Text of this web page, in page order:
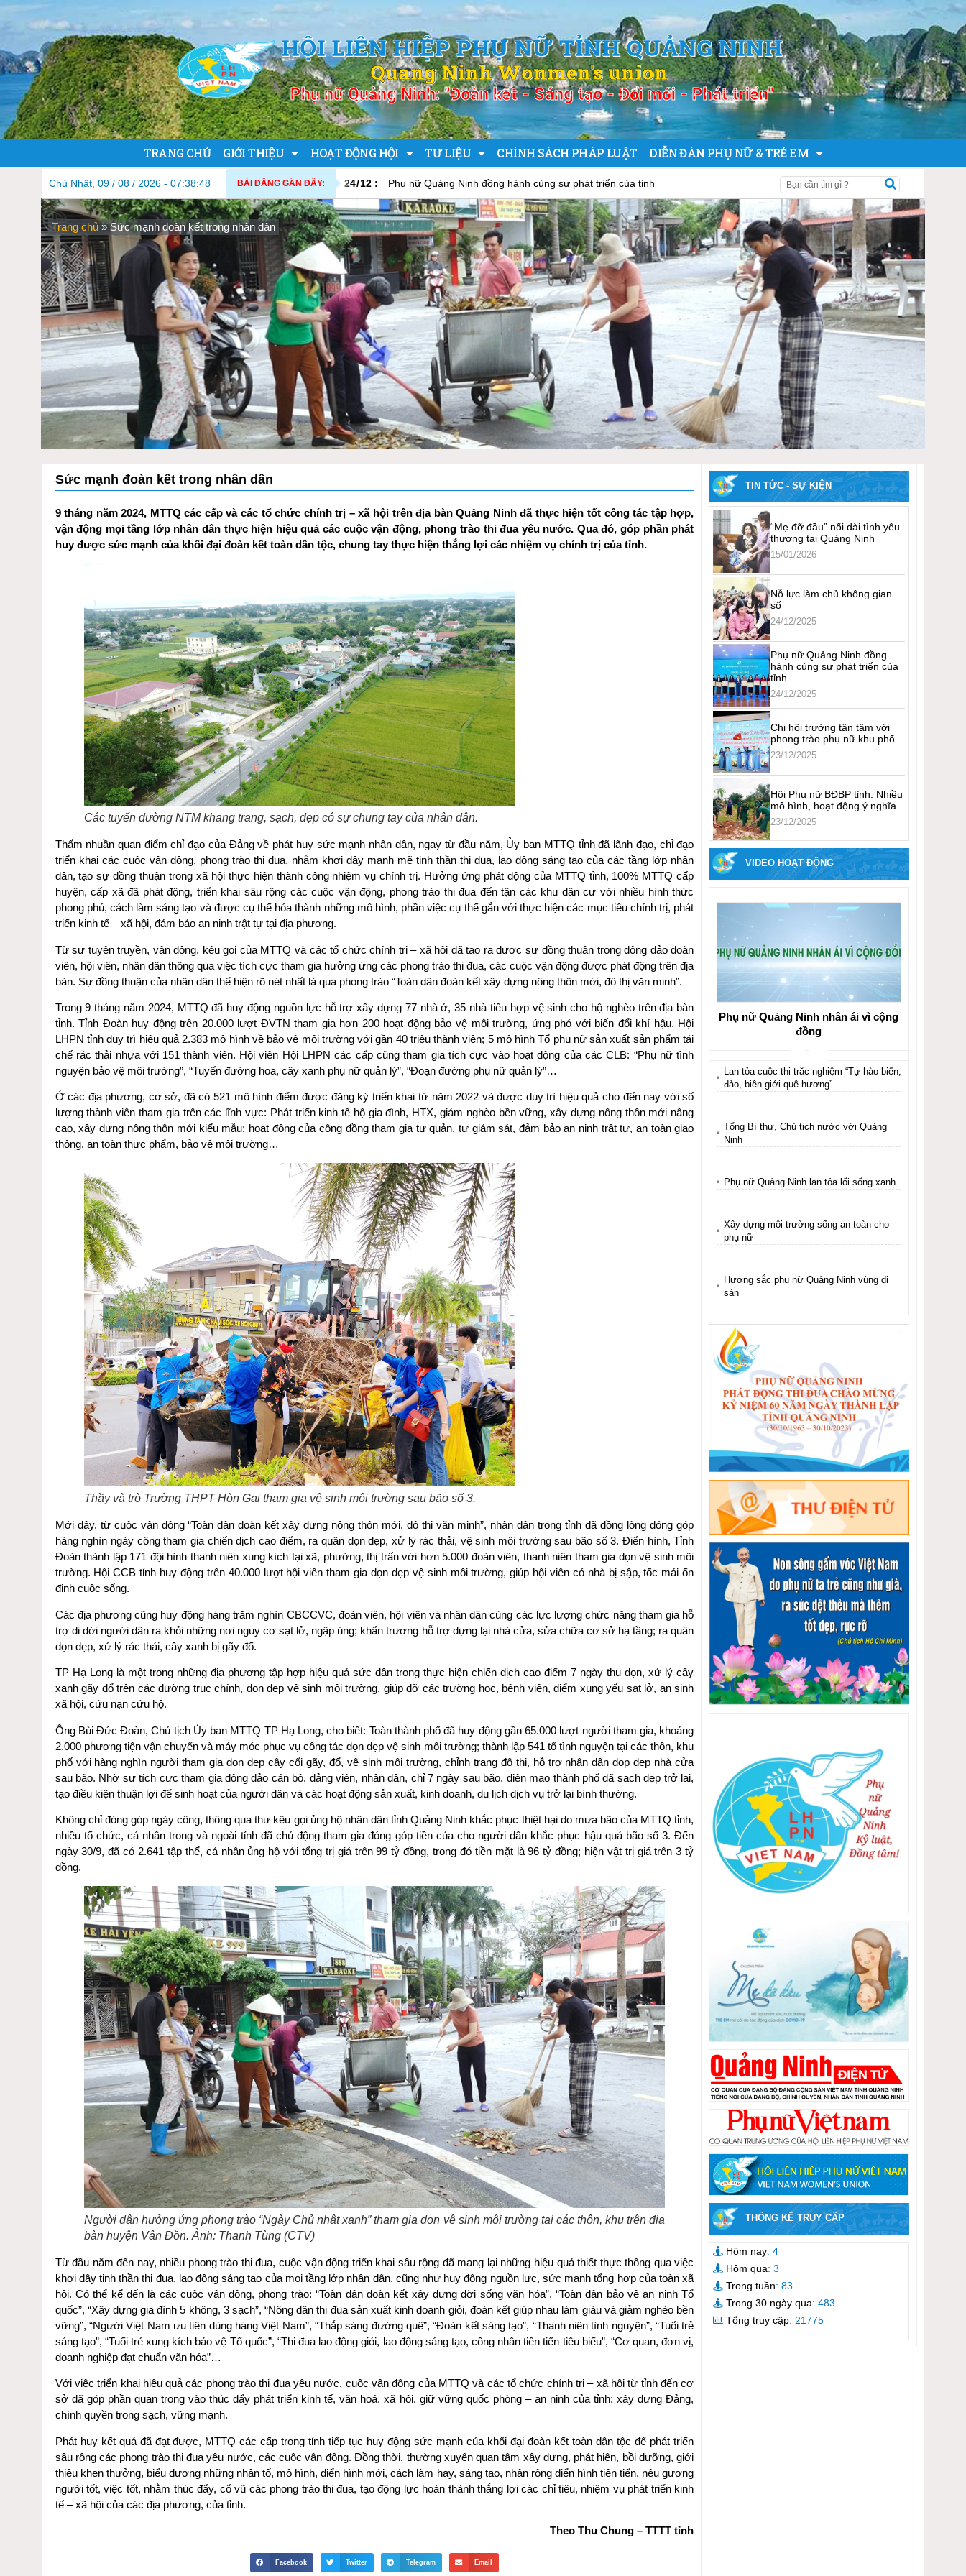
HỘI LIÊN HIỆP PHỤ NỮ TỈNH QUẢNG NINH
Quang Ninh Wonmen's union
Phụ nữ Quảng Ninh: "Đoàn kết - Sáng tạo - Đổi mới - Phát triển"
TRANG CHỦ GIỚI THIỆU HOẠT ĐỘNG HỘI TƯ LIỆU CHÍNH SÁCH PHÁP LUẬT DIỄN ĐÀN PHỤ NỮ & TRẺ EM
Chủ Nhật, 09 / 08 / 2026 - 07:38:50 BÀI ĐĂNG GẦN ĐÂY: 24/12 : Phụ nữ Quảng Ninh đồng hành cùng sự phát triển của tỉnh
Trang chủ »Sức mạnh đoàn kết trong nhân dân
Sức mạnh đoàn kết trong nhân dân
9 tháng năm 2024, MTTQ các cấp và các tổ chức chính trị – xã hội trên địa bàn Quảng Ninh đã thực hiện tốt công tác tập hợp,
vận động mọi tầng lớp nhân dân thực hiện hiệu quả các cuộc vận động, phong trào thi đua yêu nước. Qua đó, góp phần phát
huy được sức mạnh của khối đại đoàn kết toàn dân tộc, chung tay thực hiện thắng lợi các nhiệm vụ chính trị của tỉnh.
Các tuyến đường NTM khang trang, sạch, đẹp có sự chung tay của nhân dân.
Thấm nhuần quan điểm chỉ đạo của Đảng về phát huy sức mạnh nhân dân, ngay từ đầu năm, Ủy ban MTTQ tỉnh đã lãnh đạo, chỉ đạo
triển khai các cuộc vận động, phong trào thi đua, nhằm khơi dậy mạnh mẽ tinh thần thi đua, lao động sáng tạo của các tầng lớp nhân
dân, tạo sự đồng thuận trong xã hội thực hiện thành công nhiệm vụ chính trị. Hưởng ứng phát động của MTTQ tỉnh, 100% MTTQ cấp
huyện, cấp xã đã phát động, triển khai sâu rộng các cuộc vận động, phong trào thi đua đến tận các khu dân cư với nhiều hình thức
phong phú, cách làm sáng tạo và được cụ thể hóa thành những mô hình, phần việc cụ thể gắn với thực hiện các mục tiêu chính trị, phát
triển kinh tế – xã hội, đảm bảo an ninh trật tự tại địa phương.
Từ sự tuyên truyền, vận động, kêu gọi của MTTQ và các tổ chức chính trị – xã hội đã tạo ra được sự đồng thuận trong đông đảo đoàn
viên, hội viên, nhân dân thông qua việc tích cực tham gia hưởng ứng các phong trào thi đua, các cuộc vận động được phát động trên địa
bàn. Sự đồng thuận của nhân dân thể hiện rõ nét nhất là qua phong trào “Toàn dân đoàn kết xây dựng nông thôn mới, đô thị văn minh”.
Trong 9 tháng năm 2024, MTTQ đã huy động nguồn lực hỗ trợ xây dựng 77 nhà ở, 35 nhà tiêu hợp vệ sinh cho hộ nghèo trên địa bàn
tỉnh. Tỉnh Đoàn huy động trên 20.000 lượt ĐVTN tham gia hơn 200 hoạt động bảo vệ môi trường, ứng phó với biến đổi khí hậu. Hội
LHPN tỉnh duy trì hiệu quả 2.383 mô hình về bảo vệ môi trường với gần 40 triệu thành viên; 5 mô hình Tổ phụ nữ sản xuất sản phẩm tái
chế rác thải nhựa với 151 thành viên. Hội viên Hội LHPN các cấp cũng tham gia tích cực vào hoạt động của các CLB: “Phụ nữ tình
nguyện bảo vệ môi trường”, “Tuyến đường hoa, cây xanh phụ nữ quản lý”, “Đoạn đường phụ nữ quản lý”…
Ở các địa phương, cơ sở, đã có 521 mô hình điểm được đăng ký triển khai từ năm 2022 và được duy trì hiệu quả cho đến nay với số
lượng thành viên tham gia trên các lĩnh vực: Phát triển kinh tế hộ gia đình, HTX, giảm nghèo bền vững, xây dựng nông thôn mới nâng
cao, xây dựng nông thôn mới kiểu mẫu; hoạt động của cộng đồng tham gia tự quản, tự giám sát, đảm bảo an ninh trật tự, an toàn giao
thông, an toàn thực phẩm, bảo vệ môi trường…
Thầy và trò Trường THPT Hòn Gai tham gia vệ sinh môi trường sau bão số 3.
Mới đây, từ cuộc vận động “Toàn dân đoàn kết xây dựng nông thôn mới, đô thị văn minh”, nhân dân trong tỉnh đã đồng lòng đóng góp
hàng nghìn ngày công tham gia chiến dịch cao điểm, ra quân dọn dẹp, xử lý rác thải, vệ sinh môi trường sau bão số 3. Điển hình, Tỉnh
Đoàn thành lập 171 đội hình thanh niên xung kích tại xã, phường, thị trấn với hơn 5.000 đoàn viên, thanh niên tham gia dọn vệ sinh môi
trường. Hội CCB tỉnh huy động trên 40.000 lượt hội viên tham gia dọn dẹp vệ sinh môi trường, giúp hội viên có nhà bị sập, tốc mái ổn
định cuộc sống.
Các địa phương cũng huy động hàng trăm nghìn CBCCVC, đoàn viên, hội viên và nhân dân cùng các lực lượng chức năng tham gia hỗ
trợ di dời người dân ra khỏi những nơi nguy cơ sạt lở, ngập úng; khẩn trương hỗ trợ dựng lại nhà cửa, sửa chữa cơ sở hạ tầng; ra quân
dọn dẹp, xử lý rác thải, cây xanh bị gãy đổ.
TP Hạ Long là một trong những địa phương tập hợp hiệu quả sức dân trong thực hiện chiến dịch cao điểm 7 ngày thu dọn, xử lý cây
xanh gãy đổ trên các đường trục chính, dọn dẹp vệ sinh môi trường, giúp đỡ các trường học, bệnh viện, điểm xung yếu sạt lở, an sinh
xã hội, cứu nạn cứu hộ.
Ông Bùi Đức Đoàn, Chủ tịch Ủy ban MTTQ TP Hạ Long, cho biết: Toàn thành phố đã huy động gần 65.000 lượt người tham gia, khoảng
2.000 phương tiện vận chuyển và máy móc phục vụ công tác dọn dẹp vệ sinh môi trường; thành lập 541 tổ tình nguyện tại các thôn, khu
phố với hàng nghìn người tham gia dọn dẹp cây cối gãy, đổ, vệ sinh môi trường, chỉnh trang đô thị, hỗ trợ nhân dân dọp dẹp nhà cửa
sau bão. Nhờ sự tích cực tham gia đông đảo cán bộ, đảng viên, nhân dân, chỉ 7 ngày sau bão, diện mạo thành phố đã sạch đẹp trở lại,
tạo điều kiện thuận lợi để sinh hoạt của người dân và các hoạt động sản xuất, kinh doanh, du lịch dịch vụ trở lại bình thường.
Không chỉ đóng góp ngày công, thông qua thư kêu gọi ủng hộ nhân dân tỉnh Quảng Ninh khắc phục thiệt hại do mưa bão của MTTQ tỉnh,
nhiều tổ chức, cá nhân trong và ngoài tỉnh đã chủ động tham gia đóng góp tiền của cho người dân khắc phục hậu quả bão số 3. Đến
ngày 30/9, đã có 2.641 tập thể, cá nhân ủng hộ với tổng trị giá trên 99 tỷ đồng, trong đó tiền mặt là 96 tỷ đồng; hiện vật trị giá trên 3 tỷ
đồng.
Người dân hưởng ứng phong trào “Ngày Chủ nhật xanh” tham gia dọn vệ sinh môi trường tại các thôn, khu trên địa
bàn huyện Vân Đồn. Ảnh: Thanh Tùng (CTV)
Từ đầu năm đến nay, nhiều phong trào thi đua, cuộc vận động triển khai sâu rộng đã mang lại những hiệu quả thiết thực thông qua việc
khơi dậy tinh thần thi đua, lao động sáng tạo của mọi tầng lớp nhân dân, cũng như huy động nguồn lực, sức mạnh tổng hợp của toàn xã
hội. Có thể kể đến là các cuộc vận động, phong trào: “Toàn dân đoàn kết xây dựng đời sống văn hóa”, “Toàn dân bảo vệ an ninh Tổ
quốc”, “Xây dựng gia đình 5 không, 3 sạch”, “Nông dân thi đua sản xuất kinh doanh giỏi, đoàn kết giúp nhau làm giàu và giảm nghèo bền
vững”, “Người Việt Nam ưu tiên dùng hàng Việt Nam”, “Thắp sáng đường quê”, “Đoàn kết sáng tạo”, “Thanh niên tình nguyện”, “Tuổi trẻ
sáng tạo”, “Tuổi trẻ xung kích bảo vệ Tổ quốc”, “Thi đua lao động giỏi, lao động sáng tạo, công nhân tiên tiến tiêu biểu”, “Cơ quan, đơn vị,
doanh nghiệp đạt chuẩn văn hóa”…
Với việc triển khai hiệu quả các phong trào thi đua yêu nước, cuộc vận động của MTTQ và các tổ chức chính trị – xã hội từ tỉnh đến cơ
sở đã góp phần quan trọng vào thúc đẩy phát triển kinh tế, văn hoá, xã hội, giữ vững quốc phòng – an ninh của tỉnh; xây dựng Đảng,
chính quyền trong sạch, vững mạnh.
Phát huy kết quả đã đạt được, MTTQ các cấp trong tỉnh tiếp tục huy động sức mạnh của khối đại đoàn kết toàn dân tộc để phát triển
sâu rộng các phong trào thi đua yêu nước, các cuộc vận động. Đồng thời, thường xuyên quan tâm xây dựng, phát hiện, bồi dưỡng, giới
thiệu khen thưởng, biểu dương những nhân tố, mô hình, điển hình mới, cách làm hay, sáng tạo, nhân rộng điển hình tiên tiến, nêu gương
người tốt, việc tốt, nhằm thúc đẩy, cổ vũ các phong trào thi đua, tạo động lực hoàn thành thắng lợi các chỉ tiêu, nhiệm vụ phát triển kinh
tế – xã hội của các địa phương, của tỉnh.
Theo Thu Chung – TTTT tỉnh
Facebook Twitter Telegram Email
TIN TỨC - SỰ KIỆN
“Mẹ đỡ đầu” nối dài tình yêu
thương tại Quảng Ninh
15/01/2026
Nỗ lực làm chủ không gian
số
24/12/2025
Phụ nữ Quảng Ninh đồng
hành cùng sự phát triển của
tỉnh
24/12/2025
Chi hội trưởng tận tâm với
phong trào phụ nữ khu phố
23/12/2025
Hội Phụ nữ BĐBP tỉnh: Nhiều
mô hình, hoạt động ý nghĩa
23/12/2025
VIDEO HOẠT ĐỘNG
Phụ nữ Quảng Ninh nhân ái vì cộng
đồng
Lan tỏa cuộc thi trắc nghiệm “Tự hào biển,
đảo, biên giới quê hương”
Tổng Bí thư, Chủ tịch nước với Quảng
Ninh
Phụ nữ Quảng Ninh lan tỏa lối sống xanh
Xây dựng môi trường sống an toàn cho
phụ nữ
Hương sắc phụ nữ Quảng Ninh vùng di
sản
THỐNG KÊ TRUY CẬP
Hôm nay: 4
Hôm qua: 3
Trong tuần: 83
Trong 30 ngày qua: 483
Tổng truy cập: 21775